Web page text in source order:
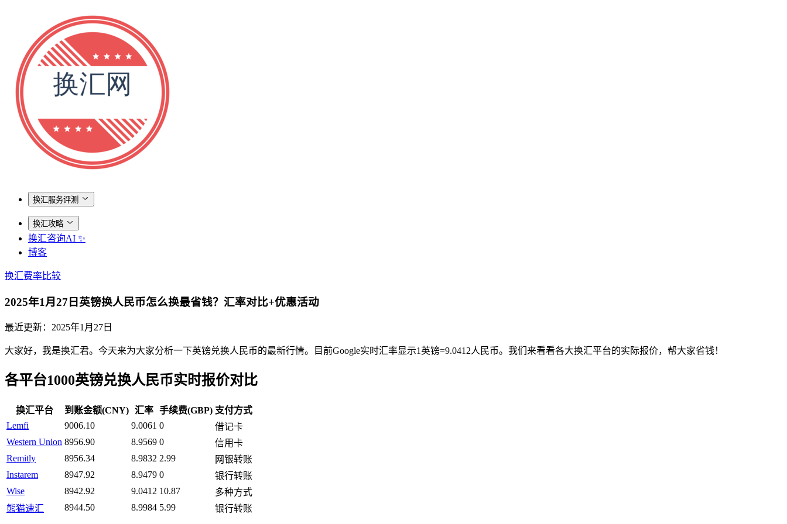
换汇服务评测
换汇攻略
换汇咨询AI ✨
博客
换汇费率比较
2025年1月27日英镑换人民币怎么换最省钱？汇率对比+优惠活动
最近更新： 2025年1月27日
大家好，我是换汇君。今天来为大家分析一下英镑兑换人民币的最新行情。目前Google实时汇率显示1英镑=9.0412人民币。我们来看看各大换汇平台的实际报价，帮大家省钱！
各平台1000英镑兑换人民币实时报价对比
换汇平台 到账金额(CNY) 汇率 手续费(GBP) 支付方式
Lemfi
9006.10 9.0061 0
借记卡
Western Union 8956.90 8.9569 0
信用卡
Remitly
8956.34 8.9832 2.99
网银转账
Instarem
8947.92 8.9479 0
银行转账
Wise
8942.92 9.0412 10.87
多种方式
熊猫速汇
8944.50 8.9984 5.99 银行转账